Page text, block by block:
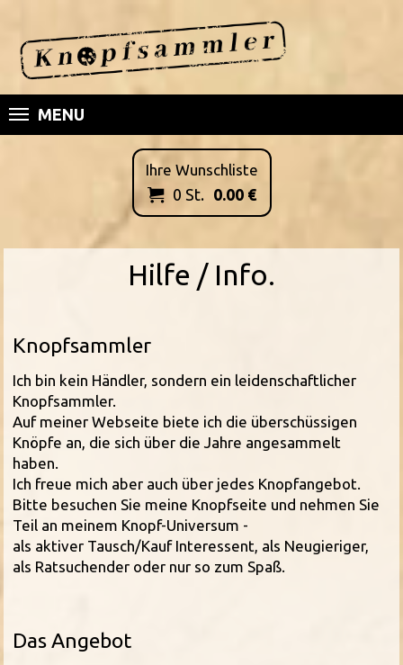
MENU
Ihre Wunschliste
 0 St. 0.00€
Hilfe / Info.
Knopfsammler
Ich bin kein Händler, sondern ein leidenschaftlicher
Knopfsammler.
Auf meiner Webseite biete ich die überschüssigen
Knöpfe an, die sich über die Jahre angesammelt
haben.
Ich freue mich aber auch über jedes Knopfangebot.
Bitte besuchen Sie meine Knopfseite und nehmen Sie
Teil an meinem Knopf-Universum -
als aktiver Tausch/Kauf Interessent, als Neugieriger,
als Ratsuchender oder nur so zum Spaß.
Das Angebot